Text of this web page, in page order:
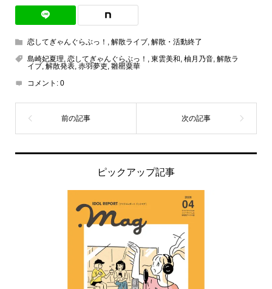
恋してぎゃんぐらぶっ！ , 解散ライブ, 解散・活動終了
島崎妃夏理, 恋してぎゃんぐらぶっ！ , 東雲美和, 柚月乃音, 解散ラ
イブ, 解散発表, 赤羽夢吏, 雛罌粟華
コメント: 0
ピックアップ記事